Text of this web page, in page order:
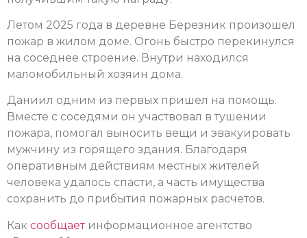
Летом 2025 года в деревне Березник произошел
пожар в жилом доме. Огонь быстро перекинулся
на соседнее строение. Внутри находился
маломобильный хозяин дома.
Даниил одним из первых пришел на помощь.
Вместе с соседями он участвовал в тушении
пожара, помогал выносить вещи и эвакуировать
мужчину из горящего здания. Благодаря
оперативным действиям местных жителей
человека удалось спасти, а часть имущества
сохранить до прибытия пожарных расчетов.
Как сообщаетинформационное агентство